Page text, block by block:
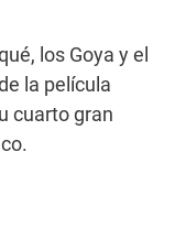
los Goya y el
la película
cuarto gran